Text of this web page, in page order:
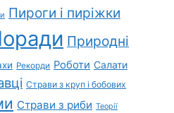
Пироги і пиріжки
Природні
Рекорди Роботи Салати
Страви з круп і бобових
Страви з риби Теорії